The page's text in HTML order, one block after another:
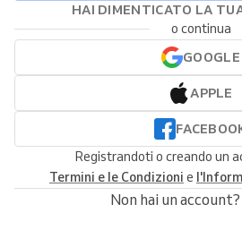
HAI DIMENTICATO LA
o continua
GOOGLE
APPLE
Registrandoti o creando un
Termini e le Condizioni e
Non hai un account?